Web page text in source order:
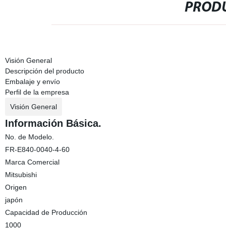
Visión General
Descripción del producto
Embalaje y envío
Perfil de la empresa
Visión General
Información Básica.
No. de Modelo.
FR-E840-0040-4-60
Marca Comercial
Mitsubishi
Origen
japón
Capacidad de Producción
1000